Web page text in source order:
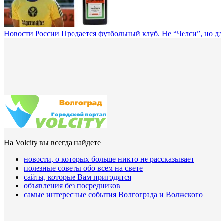
Новости России Продается футбольный клуб. Не “Челси”, но
На Volcity вы всегда найдете
новости, о которых больше никто не рассказывает
полезные советы обо всем на свете
сайты, которые Вам пригодятся
объявления без посредников
самые интересные события Волгограда и Волжского